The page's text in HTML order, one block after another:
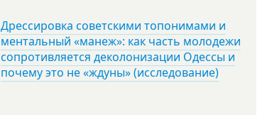
Дрессировка советскими топонимами и
ментальный «манеж»: как часть молодежи
сопротивляется деколонизации Одессы и
почему это не «ждуны» (исследование)